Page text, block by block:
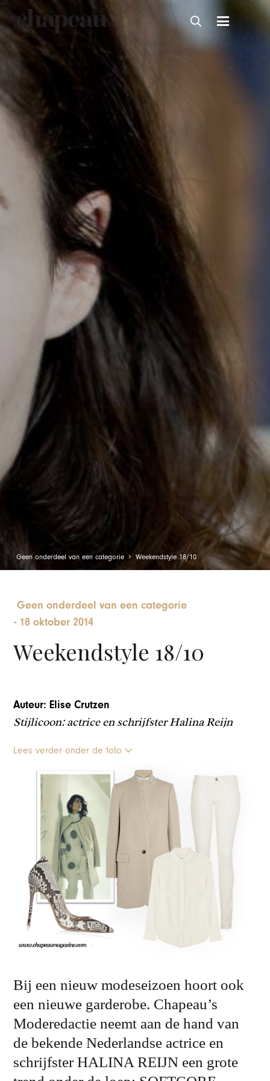
Geen onderdeel van een categorie Weekendstyle 18/10
Geen onderdeel van een categorie
- 18 oktober 2014
Weekendstyle 18/10
Auteur: Elise Crutzen
Stijlicoon: actrice en schrijfster Halina Reijn
Lees verder onder de foto
Bij een nieuw modeseizoen hoort ook
een nieuwe garderobe. Chapeau’s
Moderedactie neemt aan de hand van
de bekende Nederlandse actrice en
schrijfster HALINA REIJN een grote